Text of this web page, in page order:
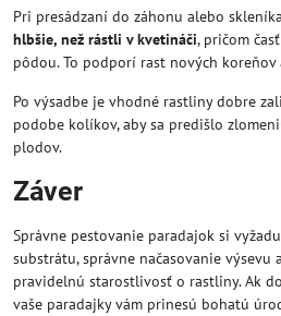
Pri presádzaní do záhonu alebo
hlbšie, než rástli v kvetináči, pričom
pôdou. To podporí rast nových
Po výsadbe je vhodné rastliny dobre
podobe kolíkov, aby sa predišlo
plodov.
Záver
Správne pestovanie paradajok si
substrátu, správne načasovanie výsevu
pravidelnú starostlivosť o rastliny. Ak
vaše paradajky vám prinesú bohatú